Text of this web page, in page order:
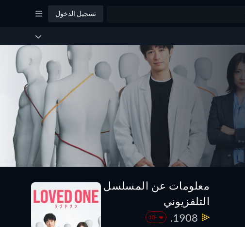
تسجيل الدخول
معلومات عن المسلسل
التلفزيوني
1908.
-18